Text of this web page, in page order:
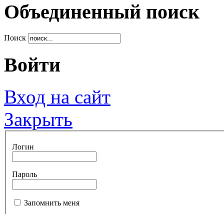
Объединенный поиск
Поиск
Войти
Вход на сайт
Закрыть
Логин
Пароль
Запомнить меня